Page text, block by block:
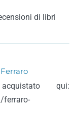
di libri
qui:
ferraro-